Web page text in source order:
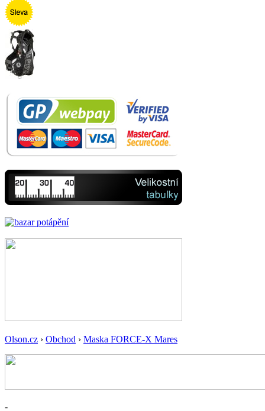
Olson.cz › Obchod › Maska FORCE-X Mares
-